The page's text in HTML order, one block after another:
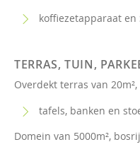
koffiezetapparaat en
TERRAS, TUIN,
Overdekt terras van
tafels, banken en
Domein van 5000m²,